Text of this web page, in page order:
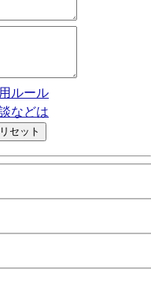
ルール
などは